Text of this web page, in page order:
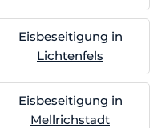
Eisbeseitigung in
Lichtenfels
Eisbeseitigung in
Mellrichstadt